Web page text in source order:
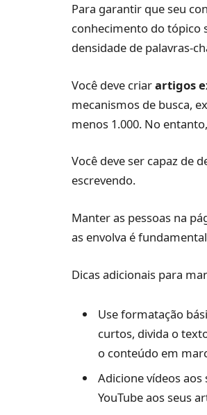
Para garantir que seu
conhecimento do tópico
densidade de palavras-
Você deve criarartigos
mecanismos de busca,
menos 1.000. No
Você deve ser capaz de
escrevendo.
Manter as pessoas na
as envolva é
Dicas adicionais para
Use formatação
curtos, divida o
o conteúdo em
Adicione vídeos
YouTube aos seus